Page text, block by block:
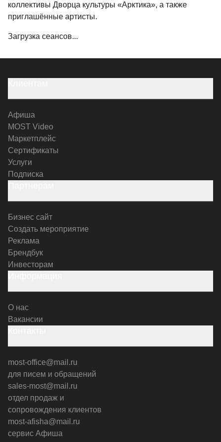
коллективы Дворца культуры «Арктика», а также
приглашённые артисты.
Загрузка сеансов...
Афиша
MOST Video
Маркетплейс
Сертификаты
Услуги
Подписка
Бизнес сайт
Создать мероприятие
Реклама
Брендбук
Инвесторам
О нас
Вакансии
most-office@mail.ru
для писем и обращений
sales-most@mail.ru
отдел продаж и
сопровождения клиентов
most-afisha@mail.ru
сервис Афиша